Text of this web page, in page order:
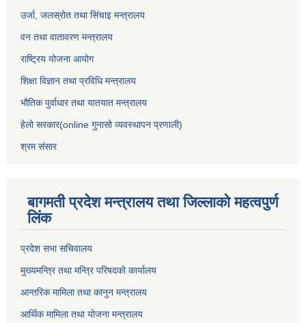
उर्जा, जलस्रोत तथा सिंचाइ मन्त्रालय
वन तथा वातावरण मन्त्रालय
राष्ट्रिय योजना आयोग
शिक्षा विज्ञान तथा प्रविधि मन्त्रालय
भौतिक पुर्वाधार तथा यातयात मन्त्रालय
हेलो सरकार(online गुनासो व्यवस्थापन प्रणाली)
श्रम संसार
बागमती प्रदेश मन्त्रालय तथा जिल्लाको महत्वपुर्ण
लिंक
प्रदेश सभा सचिवालय
मुख्यमन्त्रि तथा मन्त्रि परिषदको कार्यालय
आन्तरिक मामिला तथा कानुन मन्त्रालय
आर्थिक मामिला तथा योजना मन्त्रालय